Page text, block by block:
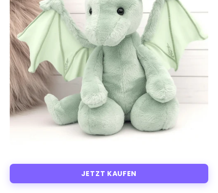
JETZT KAUFEN